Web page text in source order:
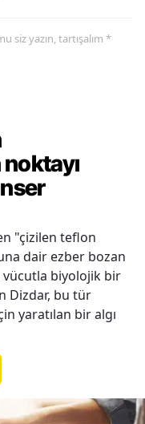
siz yazın, tartışalım *
"çizilen teflon
dair ezber bozan
vücutla biyolojik bir
Dizdar, bu tür
yaratılan bir algı